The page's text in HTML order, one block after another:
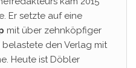
Er setzte auf eine
mit über zehnköpfiger
belastete den Verlag mit
Heute ist Döbler